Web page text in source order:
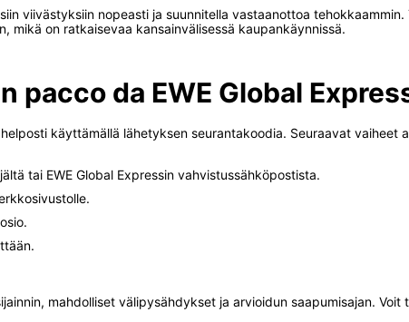
viivästyksiin nopeasti ja suunnitella vastaanottoa
mikä on ratkaisevaa kansainvälisessä kaupankäynnissä.
pacco da EWE Global
käyttämällä lähetyksen seurantakoodia. Seuraavat vaiheet
tai EWE Global Expressin vahvistussähköpostista.
mahdolliset välipysähdykset ja arvioidun saapumisajan.